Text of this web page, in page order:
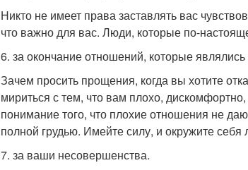
Никто не имеет права заставлять вас
что важно для вас. Люди, которые по-
6. за окончание отношений, которые
Зачем просить прощения, когда вы хотите
мириться с тем, что вам плохо,
понимание того, что плохие отношения не
полной грудью. Имейте силу, и окружите
7. за ваши несовершенства.